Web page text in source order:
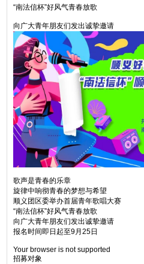
“南法信杯”好风气青春放歌
向广大青年朋友们发出诚挚邀请
歌声是青春的乐章
旋律中响彻青春的梦想与希望
顺义团区委举办首届青年歌唱大赛
“南法信杯”好风气青春放歌
向广大青年朋友们发出诚挚邀请
报名时间即日起至9月25日
Your browser is not supported
招募对象